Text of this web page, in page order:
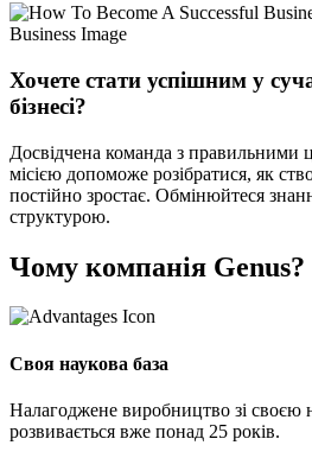
Хочете стати успішним у
бізнесі?
Досвідчена команда з правильними
місією допоможе розібратися, як
постійно зростає. Обмінюйтеся
структурою.
Чому компанія Genus?
Своя наукова база
Налагоджене виробництво зі своєю
розвивається вже понад 25 років.